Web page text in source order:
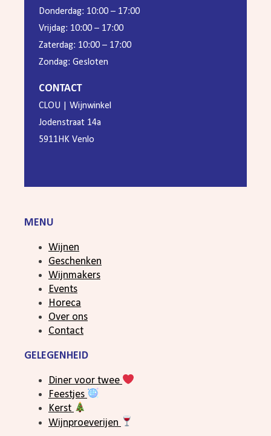
Donderdag: 10:00 – 17:00
Vrijdag: 10:00 – 17:00
Zaterdag: 10:00 – 17:00
Zondag: Gesloten
CONTACT
CLOU | Wijnwinkel
Jodenstraat 14a
5911HK Venlo
MENU
Wijnen
Geschenken
Wijnmakers
Events
Horeca
Over ons
Contact
GELEGENHEID
Diner voor twee
Feestjes
Kerst
Wijnproeverijen